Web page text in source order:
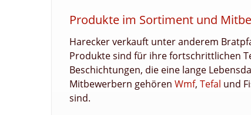
Produkte im Sortiment und
Harecker verkauft unter anderem
Produkte sind für ihre fortschrittlichen
Beschichtungen, die eine lange
Mitbewerbern gehören Wmf, Tefal und
sind.